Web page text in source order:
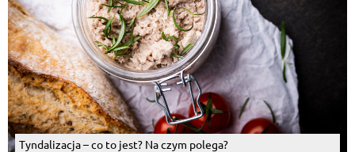
Tyndalizacja – co to jest? Na czym polega?